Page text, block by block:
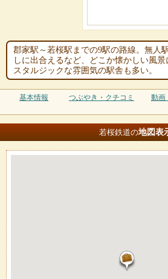
郡家駅～若桜駅までの9駅の路線。無人
しに出合えるなど、どこか懐かしい風
スタルジックな雰囲気の駅舎も多い。
基本情報 つぶやき・クチコミ 動画
若桜鉄道の地図表